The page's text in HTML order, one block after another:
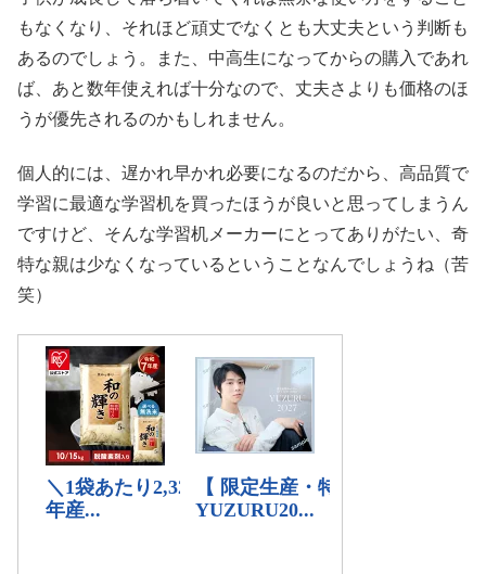
もなくなり、それほど頑丈でなくとも大丈夫という判断も
あるのでしょう。また、中高生になってからの購入であれ
ば、あと数年使えれば十分なので、丈夫さよりも価格のほ
うが優先されるのかもしれません。
個人的には、遅かれ早かれ必要になるのだから、高品質で
学習に最適な学習机を買ったほうが良いと思ってしまうん
ですけど、そんな学習机メーカーにとってありがたい、奇
特な親は少なくなっているということなんでしょうね（苦
笑）